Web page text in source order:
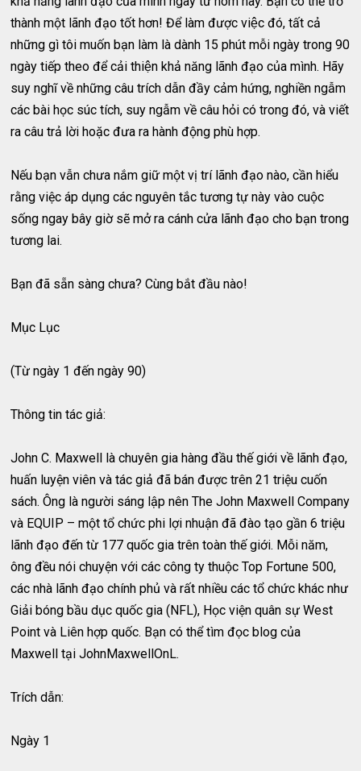
thành một lãnh đạo tốt hơn! Để làm được việc đó, tất cả
những gì tôi muốn bạn làm là dành 15 phút mỗi ngày trong 90
ngày tiếp theo để cải thiện khả năng lãnh đạo của mình. Hãy
suy nghĩ về những câu trích dẫn đầy cảm hứng, nghiền ngẫm
các bài học súc tích, suy ngẫm về câu hỏi có trong đó, và viết
ra câu trả lời hoặc đưa ra hành động phù hợp.
Nếu bạn vẫn chưa nắm giữ một vị trí lãnh đạo nào, cần hiểu
rằng việc áp dụng các nguyên tắc tương tự này vào cuộc
sống ngay bây giờ sẽ mở ra cánh cửa lãnh đạo cho bạn trong
tương lai.
Bạn đã sẵn sàng chưa? Cùng bắt đầu nào!
Mục Lục
(Từ ngày 1 đến ngày 90)
Thông tin tác giả:
John C. Maxwell là chuyên gia hàng đầu thế giới về lãnh đạo,
huấn luyện viên và tác giả đã bán được trên 21 triệu cuốn
sách. Ông là người sáng lập nên The John Maxwell Company
và EQUIP – một tổ chức phi lợi nhuận đã đào tạo gần 6 triệu
lãnh đạo đến từ 177 quốc gia trên toàn thế giới. Mỗi năm,
ông đều nói chuyện với các công ty thuộc Top Fortune 500,
các nhà lãnh đạo chính phủ và rất nhiều các tổ chức khác như
Giải bóng bầu dục quốc gia (NFL), Học viện quân sự West
Point và Liên hợp quốc. Bạn có thể tìm đọc blog của
Maxwell tại JohnMaxwellOnL.
Trích dẫn:
Ngày 1